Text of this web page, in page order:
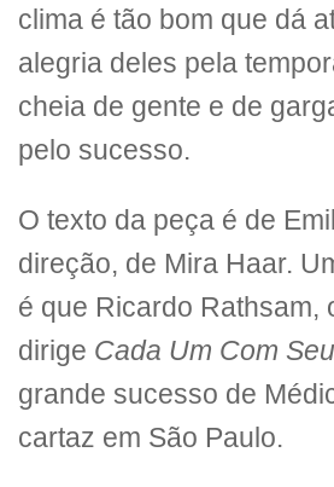
clima é tão bom que dá
alegria deles pela
cheia de gente e de
pelo sucesso.
O texto da peça é de
direção, de Mira Haar.
é que Ricardo Rathsam,
dirige Cada Um Com
grande sucesso de
cartaz em São Paulo.